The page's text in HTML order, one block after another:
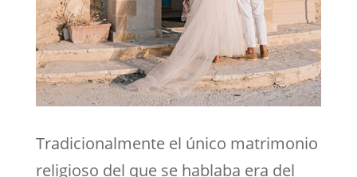
Tradicionalmente el único matrimonio
religioso del que se hablaba era del